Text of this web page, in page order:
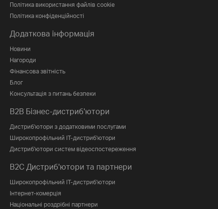
Політика використання файлів cookie
Політика конфіденційності
Додаткова інформація
Новини
Нагороди
Фінансова звітність
Блог
Консультація з питань безпеки
B2B Бізнес-дистриб'ютори
Дистриб'ютори з додатковими послугами
Широкопрофільний IT-дистриб'ютори
Дистриб'ютори систем відеоспостереження
B2C Дистриб'ютори та партнери
Широкопрофільний IT-дистриб'ютори
Інтернет-комерція
Національні роздрібні партнери